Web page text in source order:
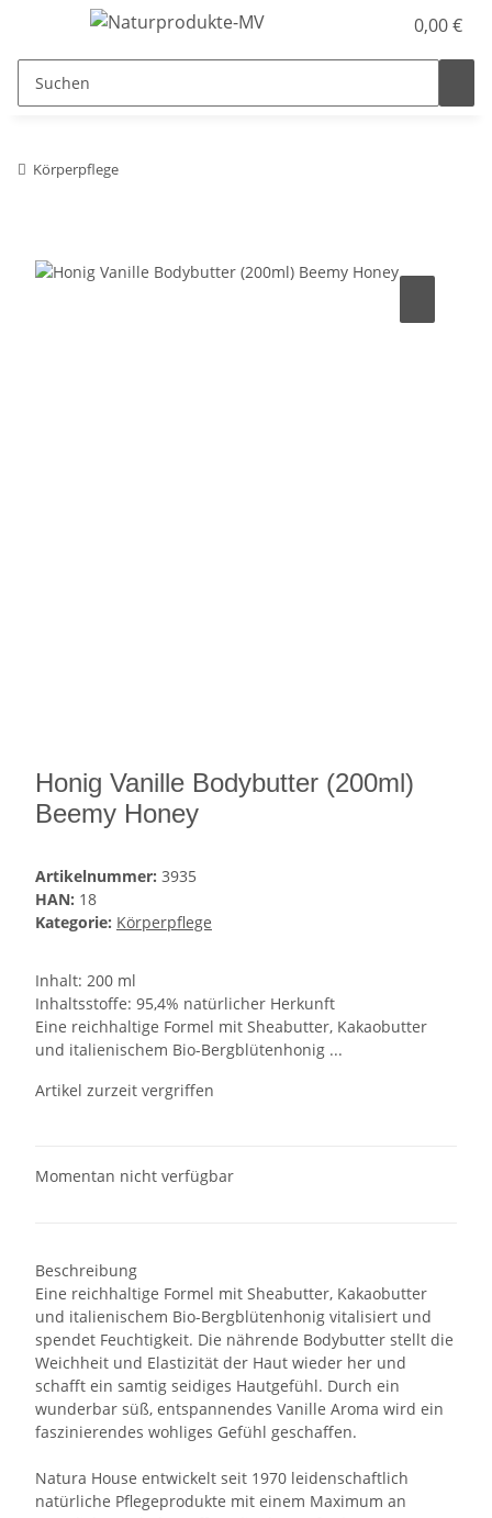
0,00 €
Körperpflege
Honig Vanille Bodybutter (200ml)
Beemy Honey
Artikelnummer: 3935
HAN: 18
Kategorie: Körperpflege
Inhalt: 200 ml
Inhaltsstoffe: 95,4% natürlicher Herkunft
Eine reichhaltige Formel mit Sheabutter, Kakaobutter
und italienischem Bio-Bergblütenhonig ...
Artikel zurzeit vergriffen
Momentan nicht verfügbar
Beschreibung
Eine reichhaltige Formel mit Sheabutter, Kakaobutter
und italienischem Bio-Bergblütenhonig vitalisiert und
spendet Feuchtigkeit. Die nährende Bodybutter stellt die
Weichheit und Elastizität der Haut wieder her und
schafft ein samtig seidiges Hautgefühl. Durch ein
wunderbar süß, entspannendes Vanille Aroma wird ein
faszinierendes wohliges Gefühl geschaffen.
Natura House entwickelt seit 1970 leidenschaftlich
natürliche Pflegeprodukte mit einem Maximum an